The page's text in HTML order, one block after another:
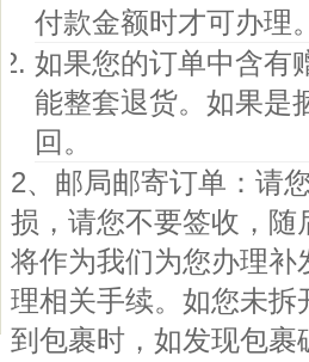
付款金额时才可办理
如果您的订单中含有
能整套退货。如果是
回。
2、邮局邮寄订单：请
损，请您不要签收，
将作为我们为您办理
理相关手续。如您未
到包裹时，如发现包